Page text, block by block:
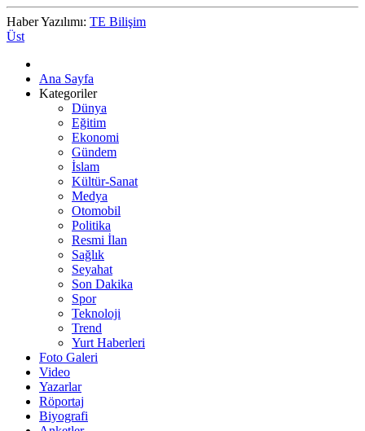
Haber Yazılımı: TE Bilişim
Üst
Ana Sayfa
Kategoriler
Dünya
Eğitim
Ekonomi
Gündem
İslam
Kültür-Sanat
Medya
Otomobil
Politika
Resmi İlan
Sağlık
Seyahat
Son Dakika
Spor
Teknoloji
Trend
Yurt Haberleri
Foto Galeri
Video
Yazarlar
Röportaj
Biyografi